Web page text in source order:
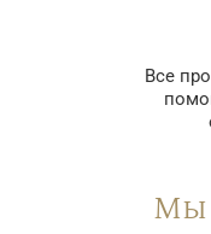
Все
Мы